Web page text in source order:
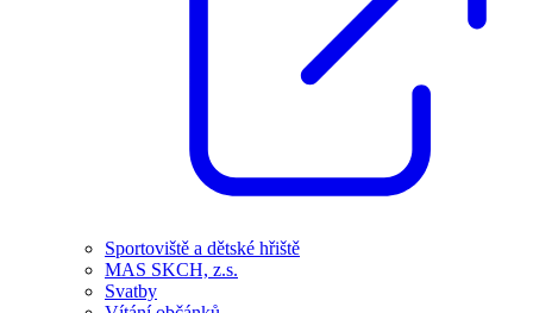
Sportoviště a dětské hřiště
MAS SKCH, z.s.
Svatby